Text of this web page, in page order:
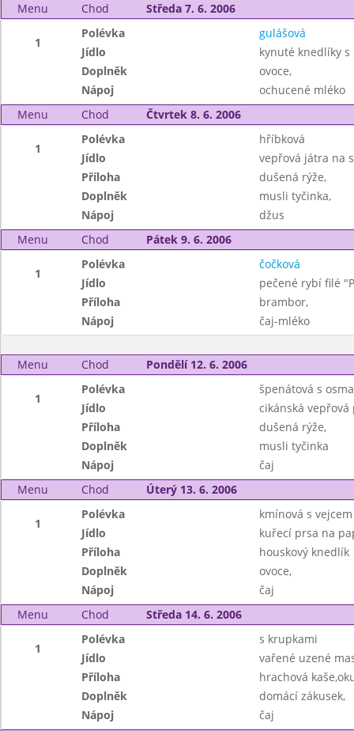
Menu
Chod Středa 7. 6. 2006
1
Polévka
gulášová
Jídlo
kynuté knedlíky
Doplněk
ovoce,
Nápoj
ochucené mléko
Menu
Chod Čtvrtek 8. 6. 2006
1
Polévka
hříbková
Jídlo
vepřová játra na
Příloha
dušená rýže,
Doplněk
musli tyčinka,
Nápoj
džus
Menu
Chod Pátek 9. 6. 2006
1
Polévka
čočková
Jídlo
pečené rybí filé
Příloha
brambor,
Nápoj
čaj-mléko
Menu Chod Pondělí 12. 6. 2006
1
Polévka
špenátová s
Jídlo
cikánská vepřová
Příloha
dušená rýže,
Doplněk
musli tyčinka
Nápoj
čaj
Menu
Chod Úterý 13. 6. 2006
1
Polévka
kmínová s vejcem
Jídlo
kuřecí prsa na
Příloha
houskový knedlík
Doplněk
ovoce,
Nápoj
čaj
Menu
Chod Středa 14. 6. 2006
1
Polévka
s krupkami
Jídlo
vařené uzené
Příloha
hrachová
Doplněk
domácí zákusek,
Nápoj
čaj